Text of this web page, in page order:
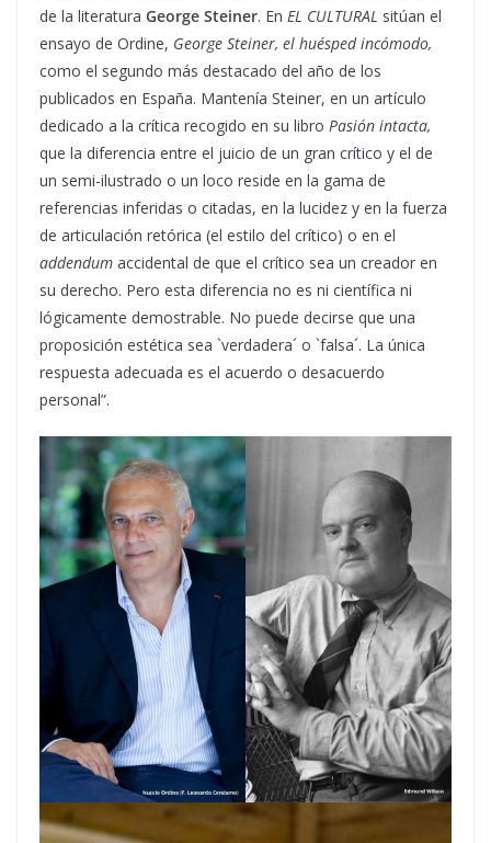
de la literatura George Steiner. En EL CULTURAL sitúan el
ensayo de Ordine, George Steiner, el huésped incómodo,
como el segundo más destacado del año de los
publicados en España. Mantenía Steiner, en un artículo
dedicado a la crítica recogido en su libro Pasión intacta,
que la diferencia entre el juicio de un gran crítico y el de
un semi-ilustrado o un loco reside en la gama de
referencias inferidas o citadas, en la lucidez y en la fuerza
de articulación retórica (el estilo del crítico) o en el
addendum accidental de que el crítico sea un creador en
su derecho. Pero esta diferencia no es ni científica ni
lógicamente demostrable. No puede decirse que una
proposición estética sea `verdadera´ o `falsa´. La única
respuesta adecuada es el acuerdo o desacuerdo
personal”.